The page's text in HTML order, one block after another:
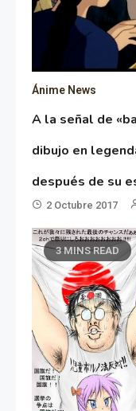
Ánime News
A la señal de
dibujo en
después de su
2 Octubre 2017
3 MINS READ